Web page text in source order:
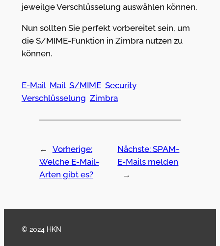
jeweilge Verschlüsselung auswählen können.
Nun sollten Sie perfekt vorbereitet sein, um
die S/MIME-Funktion in Zimbra nutzen zu
können.
E-Mail Mail S/MIME Security
Verschlüsselung Zimbra
←
Vorherige:
Welche E-Mail-
Arten gibt es?
Nächste:SPAM-
E-Mails melden
→
© 2024 HKN